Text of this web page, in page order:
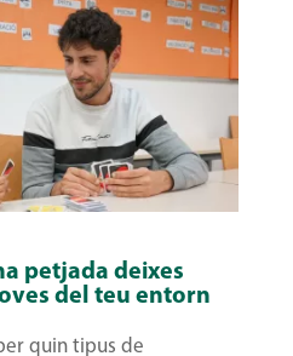
petjada deixes
del teu entorn
quin tipus de